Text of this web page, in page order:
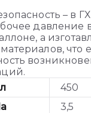
– в
давление
а
что
450
3,5